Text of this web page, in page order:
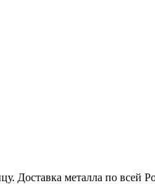
Доставка металла по всей